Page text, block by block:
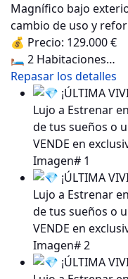
Magnífico bajo
cambio de uso y
💰 Precio: 129.000 €
🛏️ 2 Habitaciones…
Repasar los detalles